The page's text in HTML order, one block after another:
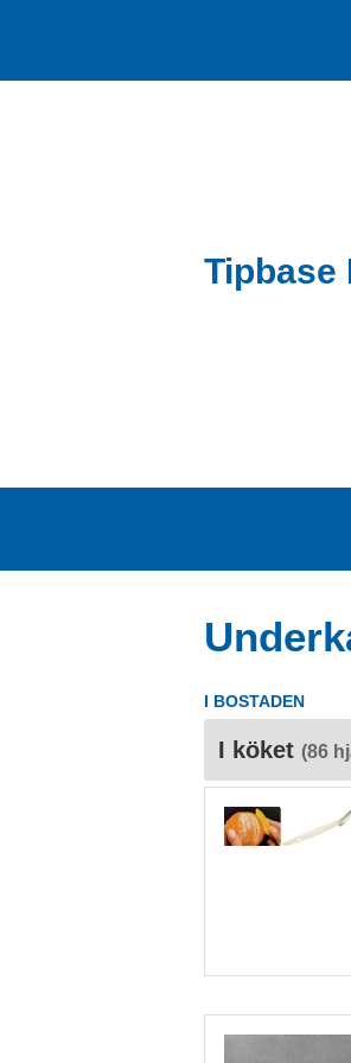
Tipbase
I BOSTADEN
I köket (86